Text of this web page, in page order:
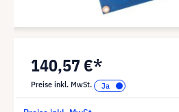
140,57 €*
Preise inkl. MwSt.